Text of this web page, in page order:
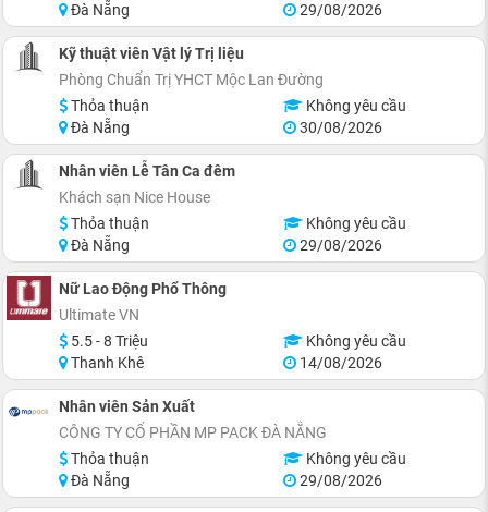
Đà Nẵng
29/08/2026
Kỹ thuật viên Vật lý Trị liệu
Phòng Chuẩn Trị YHCT Mộc Lan Đường
Thỏa thuận
Không yêu cầu
Đà Nẵng
30/08/2026
Nhân viên Lễ Tân Ca đêm
Khách sạn Nice House
Thỏa thuận
Không yêu cầu
Đà Nẵng
29/08/2026
Nữ Lao Động Phổ Thông
Ultimate VN
5.5 - 8 Triệu
Không yêu cầu
Thanh Khê
14/08/2026
Nhân viên Sản Xuất
CÔNG TY CỔ PHẦN MP PACK ĐÀ NẴNG
Thỏa thuận
Không yêu cầu
Đà Nẵng
29/08/2026